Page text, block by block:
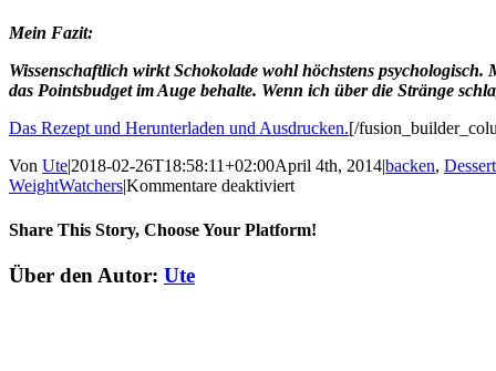
Mein Fazit:
Wissenschaftlich wirkt Schokolade wohl höchstens
das Pointsbudget im Auge behalte. Wenn ich über die Stränge
Das Rezept und Herunterladen und Ausdrucken.[/
Von Ute2018-02-26T18:58:11+02:00April 4th, 2014backen, Dessert
WeightWatchersKommentare deaktiviertfür
Brownies
Share This Story, Choose Your Platform!
Facebook
X
Reddit
LinkedIn
Tumblr
Pinterest
Vk
E-
Über den Autor: Ute